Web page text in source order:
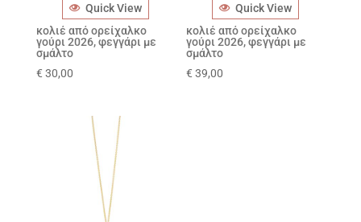
Quick View
κολιέ από ορείχαλκο
γούρι 2026, φεγγάρι με
σμάλτο
€ 30,00
Quick View
κολιέ από ορείχαλκο
γούρι 2026, φεγγάρι με
σμάλτο
€ 39,00